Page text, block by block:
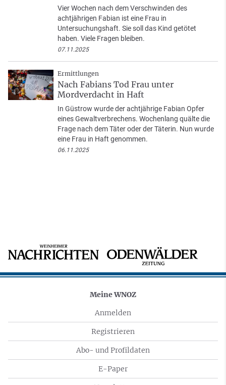
Vier Wochen nach dem Verschwinden des
achtjährigen Fabian ist eine Frau in
Untersuchungshaft. Sie soll das Kind getötet
haben. Viele Fragen bleiben.
07.11.2025
Ermittlungen
Nach Fabians Tod Frau unter
Mordverdacht in Haft
In Güstrow wurde der achtjährige Fabian Opfer
eines Gewaltverbrechens. Wochenlang quälte die
Frage nach dem Täter oder der Täterin. Nun wurde
eine Frau in Haft genommen.
06.11.2025
Meine WNOZ
Anmelden
Registrieren
Abo- und Profildaten
E-Paper